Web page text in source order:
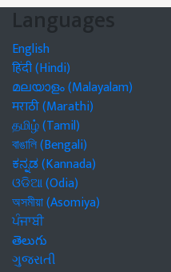
Languages
English
हिंदी (Hindi)
മലയാളം (Malayalam)
मराठी (Marathi)
தமிழ் (Tamil)
বাঙালি (Bengali)
ಕನ್ನಡ (Kannada)
ଓଡିଆ (Odia)
অসমীয়া (Asomiya)
ਪੰਜਾਬੀ
తెలుగు
ગુજરાતી